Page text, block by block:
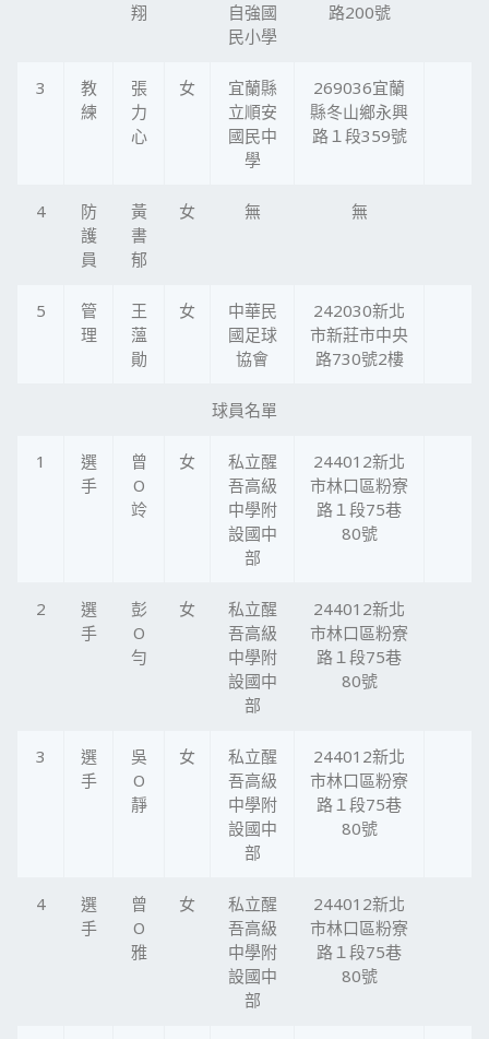
翔
自強國
民小學
路200號
3
教
練
張
力
心
女
宜蘭縣
立順安
國民中
學
269036宜蘭
縣冬山鄉永興
路１段359號
4
防
護
員
黃
書
郁
女 無 無
5
管
理
王
薀
勛
女
中華民
國足球
協會
242030新北
市新莊市中央
路730號2樓
球員名單
1
選
手
曾
O
竛
女
私立醒
吾高級
中學附
設國中
部
244012新北
市林口區粉寮
路１段75巷
80號
2
選
手
彭
O
勻
女
私立醒
吾高級
中學附
設國中
部
244012新北
市林口區粉寮
路１段75巷
80號
3
選
手
吳
O
靜
女
私立醒
吾高級
中學附
設國中
部
244012新北
市林口區粉寮
路１段75巷
80號
4
選
手
曾
O
雅
女
私立醒
吾高級
中學附
設國中
部
244012新北
市林口區粉寮
路１段75巷
80號